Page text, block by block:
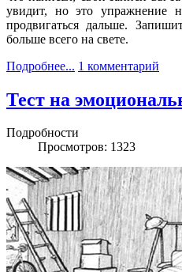
увидит, но это упражнение
продвигаться дальше.
больше всего на свете.
Подробнее... 1 комментарий
Тест на
Подробности
Просмотров: 1323